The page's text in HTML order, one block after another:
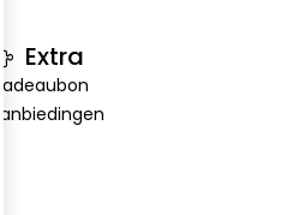
Extra
Cadeaubon
Aanbiedingen